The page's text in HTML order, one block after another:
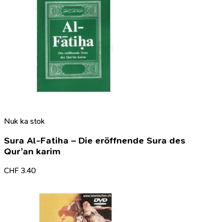
Nuk ka stok
Sura Al-Fatiha – Die eröffnende Sura des
Qur’an karim
CHF 3.40